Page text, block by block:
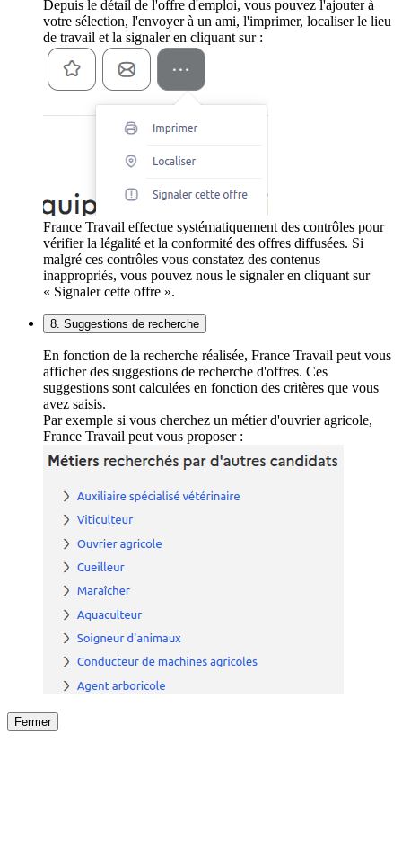
Depuis le détail de l'offre d'emploi, vous pouvez l'ajouter à
votre sélection, l'envoyer à un ami, l'imprimer, localiser le lieu
de travail et la signaler en cliquant sur :
France Travail effectue systématiquement des contrôles pour
vérifier la légalité et la conformité des offres diffusées. Si
malgré ces contrôles vous constatez des contenus
inappropriés, vous pouvez nous le signaler en cliquant sur
« Signaler cette offre ».
8. Suggestions de recherche
En fonction de la recherche réalisée, France Travail peut vous
afficher des suggestions de recherche d'offres. Ces
suggestions sont calculées en fonction des critères que vous
avez saisis.
Par exemple si vous cherchez un métier d'ouvrier agricole,
France Travail peut vous proposer :
Fermer